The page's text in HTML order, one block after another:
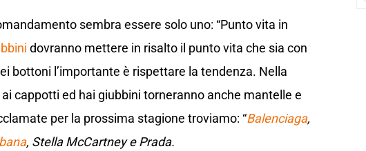
sembra essere solo uno: “Punto vita in
dovranno mettere in risalto il punto vita che sia con
bottoni l’importante è rispettare la tendenza. Nella
cappotti ed hai giubbini torneranno anche mantelle e
per la prossima stagione troviamo: “Balenciaga,
, Stella McCartney e Prada.